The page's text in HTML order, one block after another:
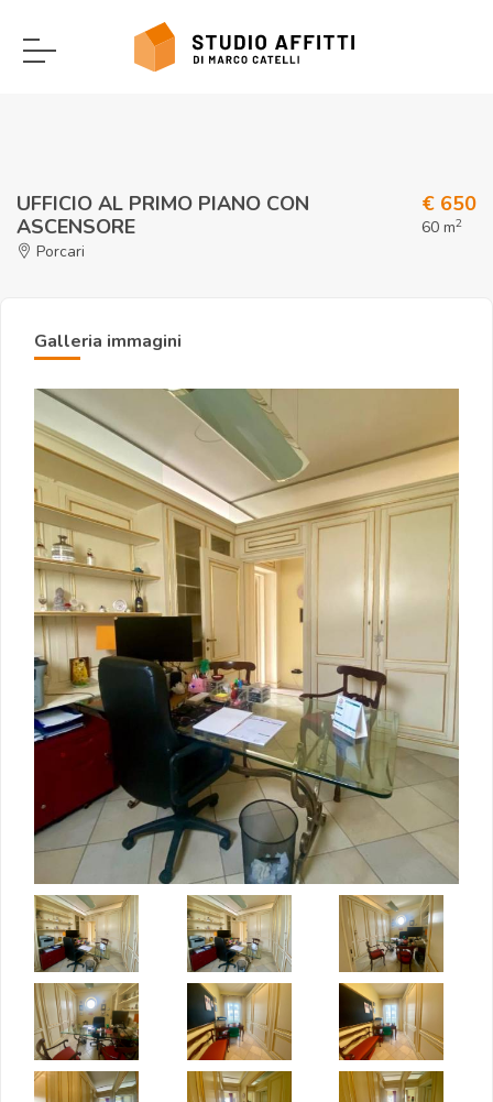
UFFICIO AL PRIMO PIANO CON
ASCENSORE
Porcari
€ 650
60 m2
Galleria immagini